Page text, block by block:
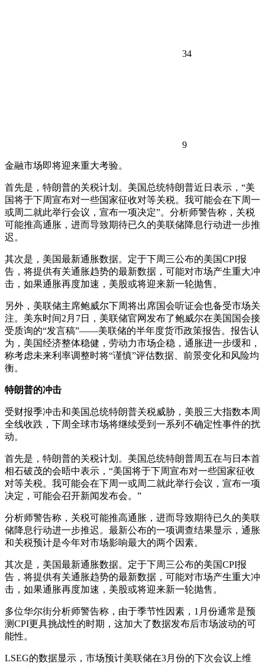
34
9
金融市场即将迎来重大考验。
首先是，特朗普的关税计划。美国总统特朗普近日表示，“美
国将于下周宣布对一些国家征收对等关税。我可能会在下周一
或周二就此举行会议，宣布一项决定”。分析师警告称，关税
可能推高通胀，进而导致期待已久的美联储降息行动进一步推
迟。
其次是，美国最新通胀数据。定于下周三公布的美国CPI报
告，将提供有关通胀趋势的最新数据，可能对市场产生重大冲
击，如果通胀再度加速，美股或将迎来新一轮抛售。
另外，美联储主席鲍威尔下周将出席国会听证会也备受市场关
注。美东时间2月7日，美联储官网发布了鲍威尔在美国国会接
受质询的“发言稿”——美联储的半年度货币政策报告。报告认
为，美国经济整体稳健，劳动力市场企稳，通胀进一步缓和，
称考虑未来利率调整时将“谨慎”评估数据、前景变化和风险均
衡。
特朗普的冲击
受财报季冲击和美国总统特朗普关税威胁，美股三大指数本周
全线收跌，下周全球市场将继续受到一系列不确定性事件的扰
动。
首先是，特朗普的关税计划。美国总统特朗普周五在与日本首
相石破茂的会晤中表示，“美国将于下周宣布对一些国家征收
对等关税。我可能会在下周一或周二就此举行会议，宣布一项
决定，可能会召开新闻发布会。”
分析师警告称，关税可能推高通胀，进而导致期待已久的美联
储降息行动进一步推迟。最新公布的一项调查结果显示，通胀
和关税预计是今年对市场影响最大的两个因素。
其次是，美国最新通胀数据。定于下周三公布的美国CPI报
告，将提供有关通胀趋势的最新数据，可能对市场产生重大冲
击，如果通胀再度加速，美股或将迎来新一轮抛售。
多位华尔街分析师警告称，由于季节性因素，1月份通常是预
测CPI更具挑战性的时期，这加大了数据发布后市场波动的可
能性。
LSEG的数据显示，市场预计美联储在3月份的下次会议上维